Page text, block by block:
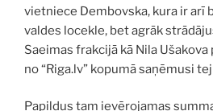
vietniece Dembovska, kura ir arī
valdes locekle, bet agrāk
Saeimas frakcijā kā Nila
no “Riga.lv” kopumā saņēmusi
Papildus tam ievērojamas